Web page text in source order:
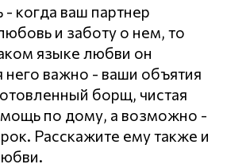
когда ваш партнер
и заботу о нем, то
языке любви он
него важно - ваши объятия
борщ, чистая
по дому, а возможно -
Расскажите ему также и